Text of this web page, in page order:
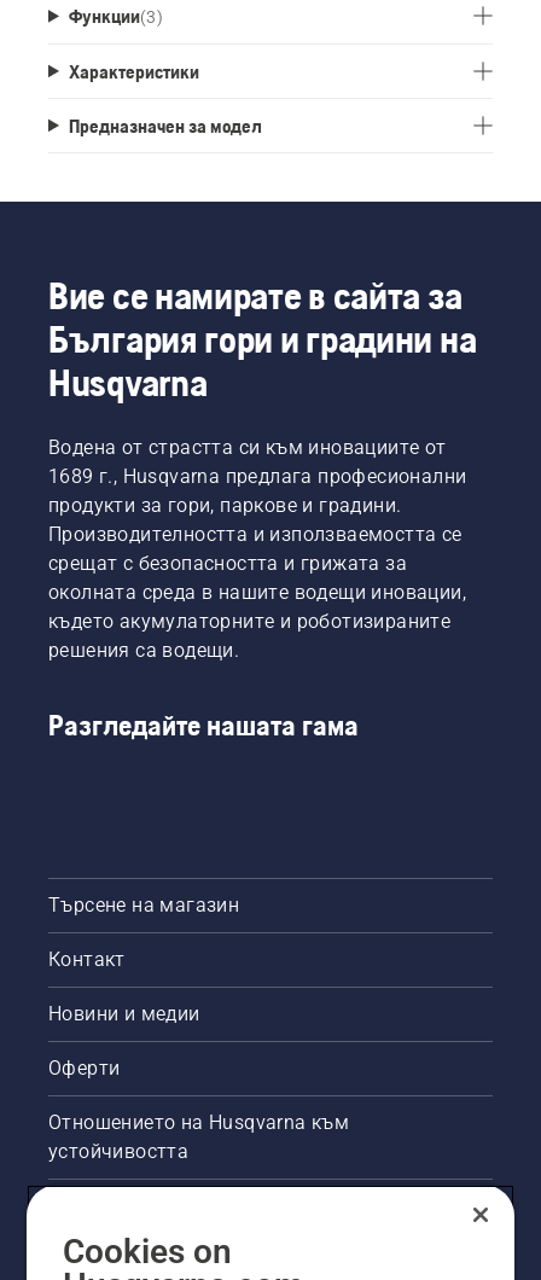
Функции(3)
Характеристики
Предназначен за модел
Вие се намирате в сайта за
България гори и градини на
Husqvarna
Водена от страстта си към иновациите от
1689 г., Husqvarna предлага професионални
продукти за гори, паркове и градини.
Производителността и използваемостта се
срещат с безопасността и грижата за
околната среда в нашите водещи иновации,
където акумулаторните и роботизираните
решения са водещи.
Разгледайте нашата гама
Търсене на магазин
Контакт
Новини и медии
Оферти
Отношението на Husqvarna към
устойчивостта
Други сайтове на Husqvarna
Cookies on